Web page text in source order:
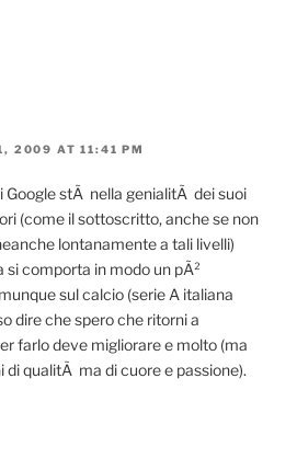
2009 AT 11:41 PM
Google stÃ nella genialitÃ dei suoi
(come il sottoscritto, anche se non
lontanamente a tali livelli)
si comporta in modo un pÃ²
sul calcio (serie A italiana
dire che spero che ritorni a
farlo deve migliorare e molto (ma
di qualitÃ ma di cuore e passione).